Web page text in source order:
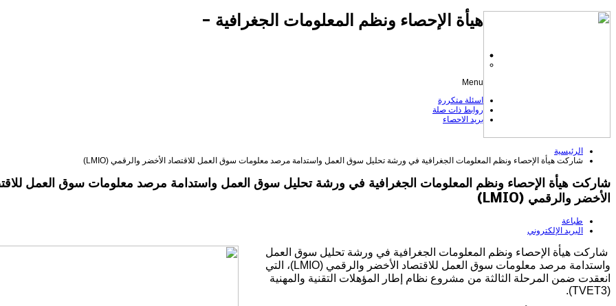
هيأة الإحصاء ونظم المعلومات الجغرافية -
الرئيسية
شاركت هيأة الإحصاء ونظم المعلومات الجغرافية في ورشة تحليل سوق العمل واستدامة مرصد معلومات سوق العمل للاقتصاد الأخضر والرقمي (LMIO)
شاركت هيأة الإحصاء ونظم المعلومات الجغرافية في ورشة تحليل سوق العمل واستدامة مرصد معلومات سوق العمل
الأخضر والرقمي (LMIO)
طباعة
البريد الإلكتروني
شاركت هيأة الإحصاء ونظم المعلومات الجغرافية في ورشة تحليل سوق العمل
واستدامة مرصد معلومات سوق العمل للاقتصاد الأخضر والرقمي (LMIO)، التي
انعقدت ضمن المرحلة الثالثة من مشروع نظام إطار المؤهلات التقنية والمهنية
(TVET3).
Menu
اسئلة متكررة
روابط ذات صلة
بريد الاحصاء